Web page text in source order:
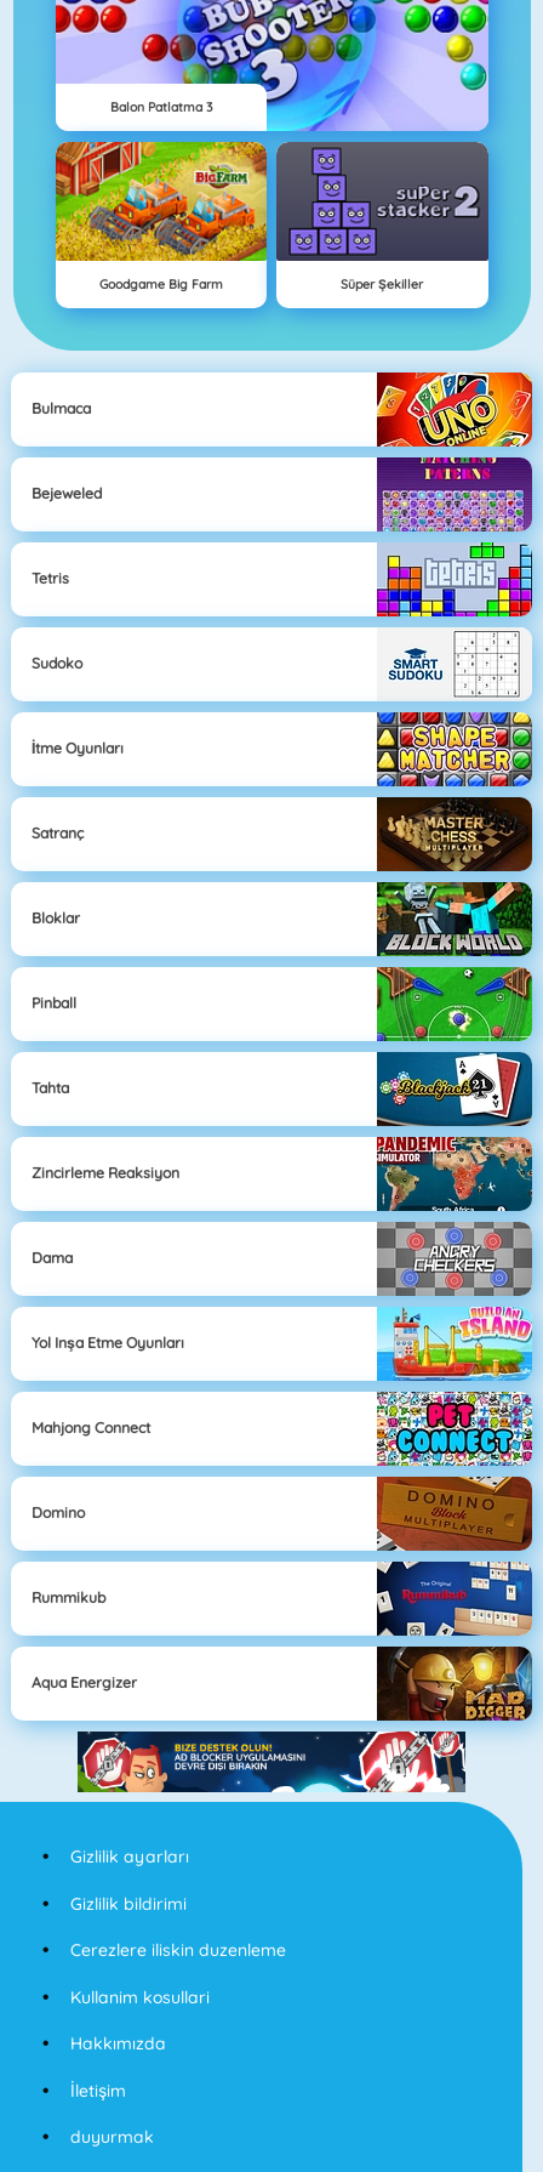
Balon Patlatma 3
Goodgame Big Farm Süper Şekiller
Bulmaca
Bejeweled
Tetris
Sudoko
İtme Oyunları
Satranç
Bloklar
Pinball
Tahta
Zincirleme Reaksiyon
Dama
Yol Inşa Etme Oyunları
Mahjong Connect
Domino
Rummikub
Aqua Energizer
Gizlilik ayarları
Gizlilik bildirimi
Cerezlere iliskin duzenleme
Kullanim kosullari
Hakkımızda
İletişim
duyurmak